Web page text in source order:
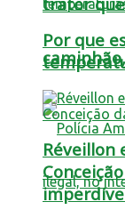
Por que
Réveillon